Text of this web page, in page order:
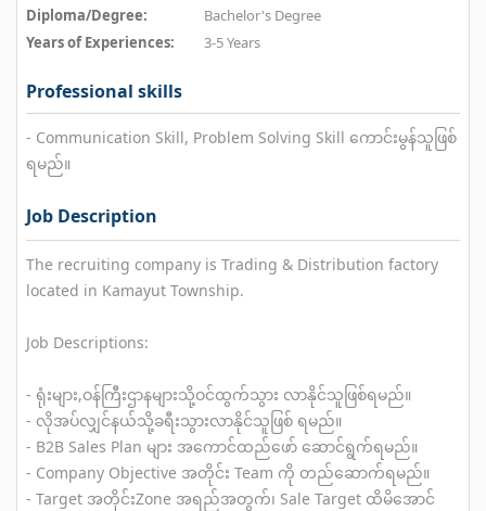
Diploma/Degree:
Bachelor's Degree
Years of Experiences:
3-5 Years
Professional skills
- Communication Skill, Problem Solving Skill ကောင်းမွန်သူဖြစ်
ရမည်။
Job Description
The recruiting company is Trading & Distribution factory
located in Kamayut Township.
Job Descriptions:
- ရုံးများ,ဝန်ကြီးဌာနများသို့ဝင်ထွက်သွား လာနိုင်သူဖြစ်ရမည်။
- လိုအပ်လျှင်နယ်သို့ခရီးသွားလာနိုင်သူဖြစ် ရမည်။
- B2B Sales Plan များ အကောင်ထည်ဖော် ဆောင်ရွက်ရမည်။
- Company Objective အတိုင်း Team ကို တည်ဆောက်ရမည်။
- Target အတိုင်းZone အရည်အတွက်၊ Sale Target ထိမိအောင်